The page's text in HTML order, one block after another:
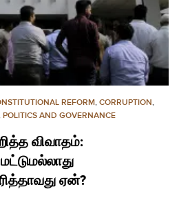
REFORM, CORRUPTION,
POLITICS AND GOVERNANCE
விவாதம்:
ஏன்?